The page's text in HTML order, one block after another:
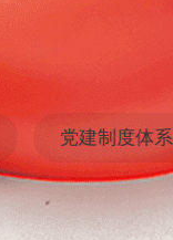
党建制度体系